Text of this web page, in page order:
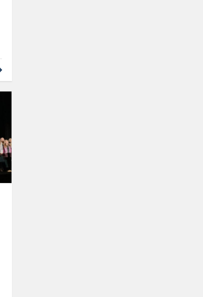
,,Ar
pažįsti
pavojaus